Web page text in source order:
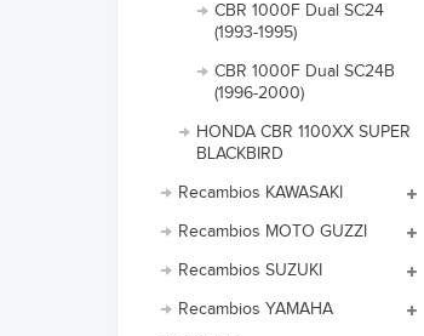
CBR 1000F Dual SC24
(1993-1995)
CBR 1000F Dual SC24B
(1996-2000)
HONDA CBR 1100XX SUPER
BLACKBIRD
Recambios KAWASAKI
Recambios MOTO GUZZI
Recambios SUZUKI
Recambios YAMAHA